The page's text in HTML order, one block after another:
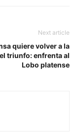
Next article
quiere volver a la
triunfo: enfrenta al
Lobo platense